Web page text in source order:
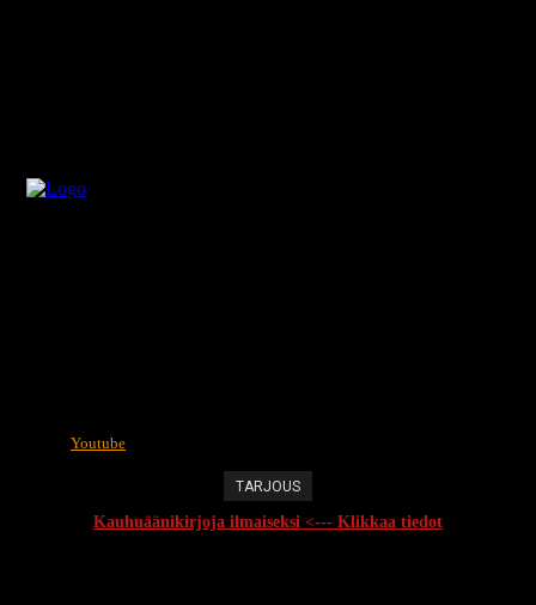
Youtube
TARJOUS
Kauhuäänikirjoja ilmaiseksi <--- Klikkaa tiedot